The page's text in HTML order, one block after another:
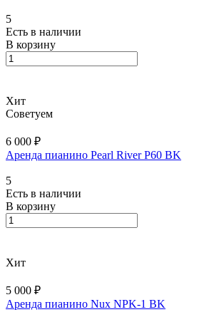
5
Есть в наличии
В корзину
Хит
Советуем
6 000 ₽
Аренда пианино Pearl River P60 BK
5
Есть в наличии
В корзину
Хит
5 000 ₽
Аренда пианино Nux NPK-1 BK